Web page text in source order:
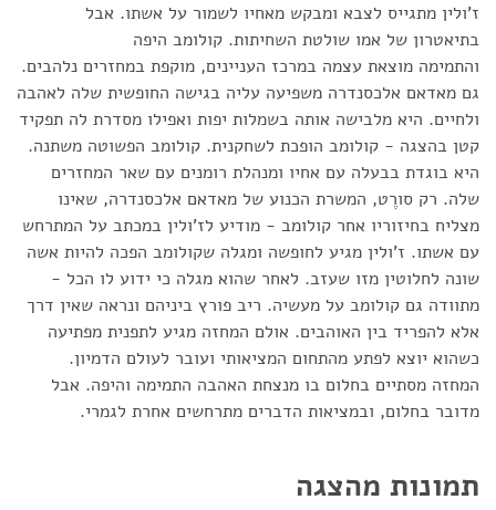
ז'ולין מתגייס לצבא ומבקש מאחיו לשמור על אשתו. אבל
בתיאטרון של אמו שולטת השחיתות. קולומב היפה
והתמימה מוצאת עצמה במרכז העניינים, מוקפת במחזרים נלהבים.
גם מאדאם אלכסנדרה משפיעה עליה בגישה החופשית שלה לאהבה
ולחיים. היא מלבישה אותה בשמלות יפות ואפילו מסדרת לה תפקיד
קטן בהצגה - קולומב הופכת לשחקנית. קולומב הפשוטה משתנה.
היא בוגדת בבעלה עם אחיו ומנהלת רומנים עם שאר המחזרים
שלה. רק סורֶט, המשרת הכנוע של מאדאם אלכסנדרה, שאינו
מצליח בחיזוריו אחר קולומב - מודיע לז'ולין במכתב על המתרחש
עם אשתו. ז'ולין מגיע לחופשה ומגלה שקולומב הפכה להיות אשה
שונה לחלוטין מזו שעזב. לאחר שהוא מגלה כי ידוע לו הכל -
מתוודה גם קולומב על מעשיה. ריב פורץ ביניהם ונראה שאין דרך
אלא להפריד בין האוהבים. אולם המחזה מגיע לתפנית מפתיעה
כשהוא יוצא לפתע מהתחום המציאותי ועובר לעולם הדמיון.
המחזה מסתיים בחלום בו מנצחת האהבה התמימה והיפה. אבל
מדובר בחלום, ובמציאות הדברים מתרחשים אחרת לגמרי.
תמונות מהצגה